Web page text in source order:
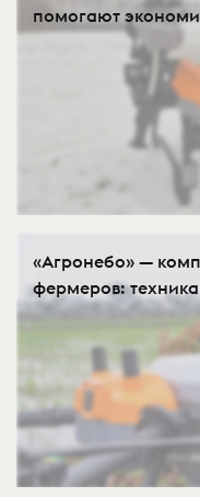
помогают
«Агронебо» —
фермеров: